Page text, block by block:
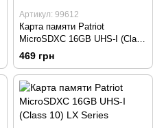
Артикул: 99612
Карта памяти Patriot
MicroSDXC 16GB UHS-I (Class
10) LX Series +SD adapter
469 грн